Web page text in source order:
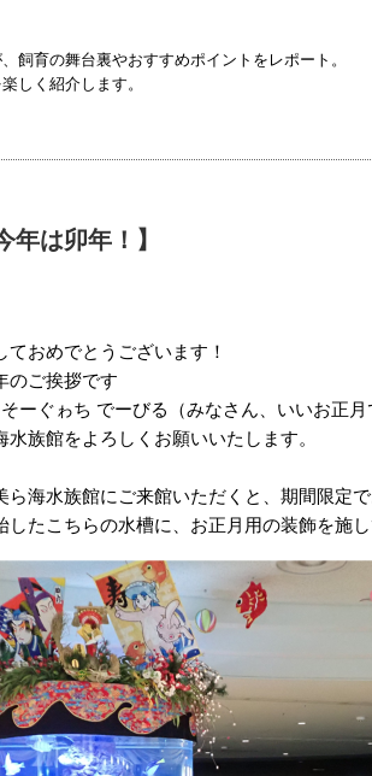
飼育の舞台裏やおすすめポイントをレポート。
しく紹介します。
は卯年！】
ておめでとうございます！
のご挨拶です
ーぐゎち でーびる（みなさん、いいお正月
族館をよろしくお願いいたします。
ら海水族館にご来館いただくと、期間限定
したこちらの水槽に、お正月用の装飾を施